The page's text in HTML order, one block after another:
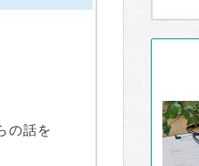
の話を